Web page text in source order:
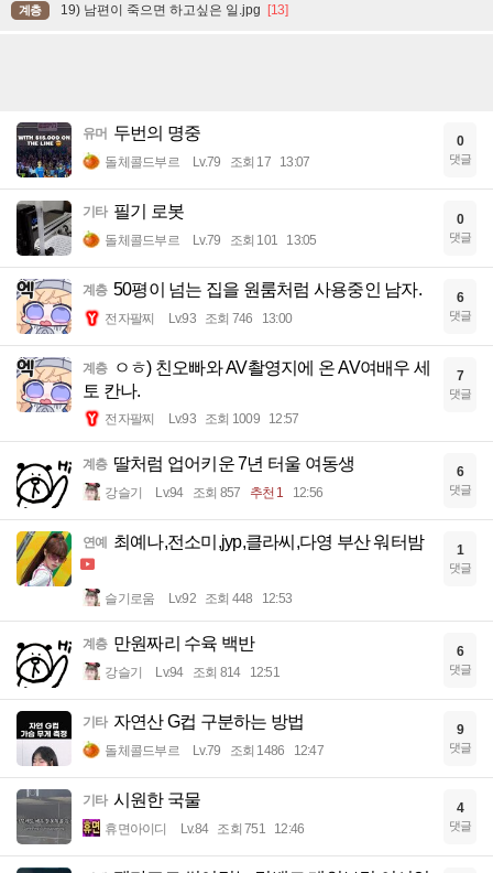
계층 19) 남편이 죽으면 하고싶은 일.jpg [13]
유머 두번의 명중
돌체콜드부르 Lv.79 조회 17 13:07
0
댓글
기타 필기 로봇
돌체콜드부르 Lv.79 조회 101 13:05
0
댓글
계층 50평이 넘는 집을 원룸처럼 사용중인 남자.
전자팔찌 Lv.93 조회 746 13:00
6
댓글
계층
ㅇㅎ) 친오빠와 AV촬영지에 온 AV여배우 세
토 칸나.
전자팔찌 Lv.93 조회 1009 12:57
7
댓글
계층 딸처럼 업어키운 7년 터울 여동생
강슬기 Lv.94 조회 857 추천 1 12:56
6
댓글
연예 최예나,전소미,jyp,클라씨,다영 부산 워터밤
슬기로움 Lv.92 조회 448 12:53
1
댓글
계층 만원짜리 수육 백반
강슬기 Lv.94 조회 814 12:51
6
댓글
기타 자연산 G컵 구분하는 방법
돌체콜드부르 Lv.79 조회 1486 12:47
9
댓글
기타 시원한 국물
휴면아이디 Lv.84 조회 751 12:46
4
댓글